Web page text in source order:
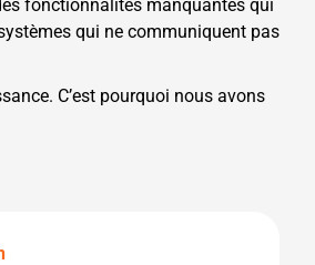
fonctionnalités manquantes qui
qui ne communiquent pas
C’est pourquoi nous avons